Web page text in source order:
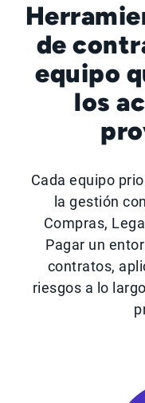
de
equipo
los
Cada equipo
la gestión
Compras,
Pagar un
contratos,
riesgos a lo